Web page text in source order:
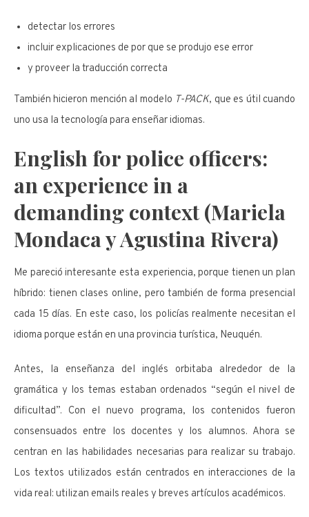
detectar los errores
incluir explicaciones de por que se produjo ese error
y proveer la traducción correcta
También hicieron mención al modelo T-PACK, que es útil cuando
uno usa la tecnología para enseñar idiomas.
English for police officers:
an experience in a
demanding context (Mariela
Mondaca y Agustina Rivera)
Me pareció interesante esta experiencia, porque tienen un plan
híbrido: tienen clases online, pero también de forma presencial
cada 15 días. En este caso, los policías realmente necesitan el
idioma porque están en una provincia turística, Neuquén.
Antes, la enseñanza del inglés orbitaba alrededor de la
gramática y los temas estaban ordenados “según el nivel de
dificultad”. Con el nuevo programa, los contenidos fueron
consensuados entre los docentes y los alumnos. Ahora se
centran en las habilidades necesarias para realizar su trabajo.
Los textos utilizados están centrados en interacciones de la
vida real: utilizan emails reales y breves artículos académicos.